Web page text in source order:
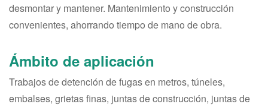
desmontar y mantener. Mantenimiento y construcción
convenientes, ahorrando tiempo de mano de obra.
Ámbito de aplicación
Trabajos de detención de fugas en metros, túneles,
embalses, grietas finas, juntas de construcción, juntas de